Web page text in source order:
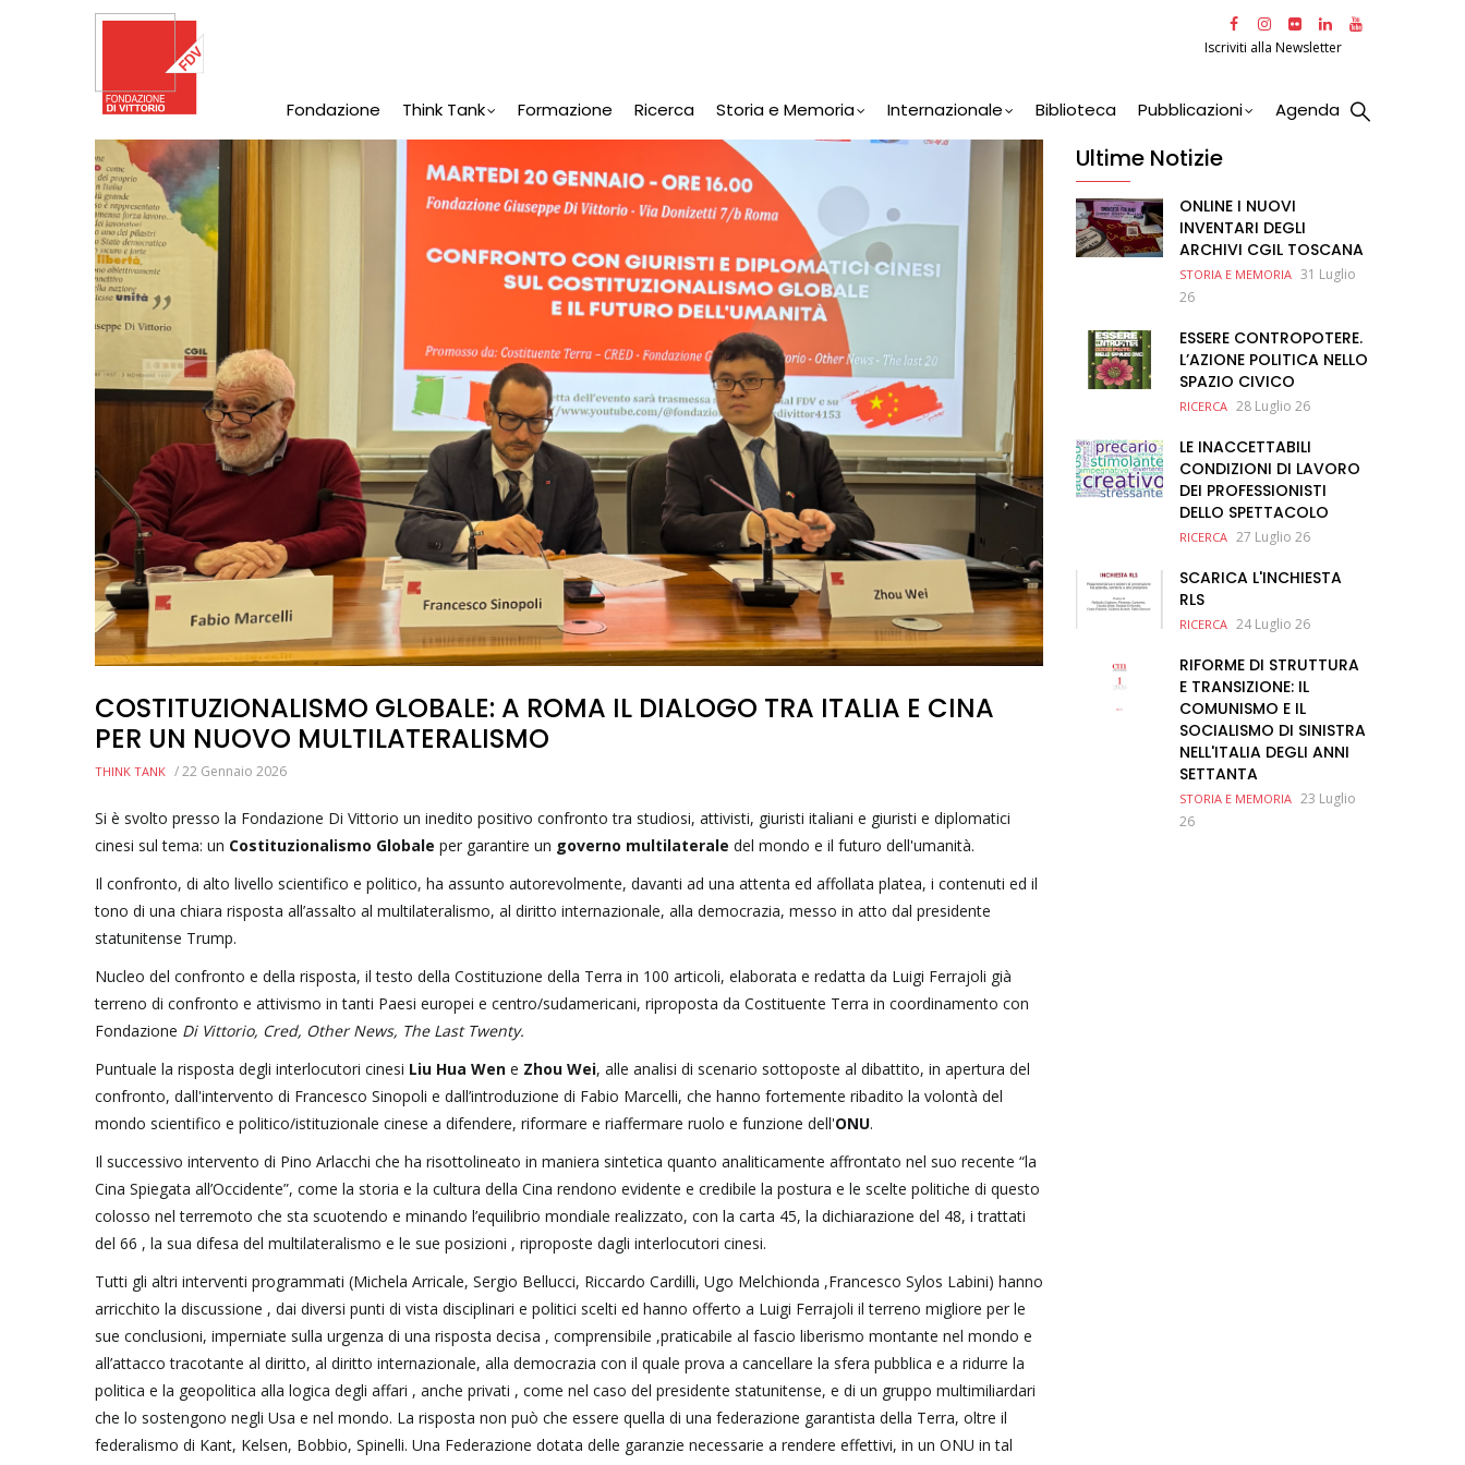
Iscriviti alla Newsletter
Main
Navigation
Fondazione Think Tank Formazione Ricerca Storia e Memoria Internazionale Biblioteca Pubblicazioni Agenda
COSTITUZIONALISMO GLOBALE: A ROMA IL DIALOGO TRA ITALIA E CINA
PER UN NUOVO MULTILATERALISMO
THINK TANK /22 Gennaio 2026
Si è svolto presso la Fondazione Di Vittorio un inedito positivo confronto tra studiosi, attivisti, giuristi italiani e giuristi e diplomatici
cinesi sul tema: un Costituzionalismo Globale per garantire un governo multilaterale del mondo e il futuro dell'umanità.
Il confronto, di alto livello scientifico e politico, ha assunto autorevolmente, davanti ad una attenta ed affollata platea, i contenuti ed il
tono di una chiara risposta all’assalto al multilateralismo, al diritto internazionale, alla democrazia, messo in atto dal presidente
statunitense Trump.
Nucleo del confronto e della risposta, il testo della Costituzione della Terra in 100 articoli, elaborata e redatta da Luigi Ferrajoli già
terreno di confronto e attivismo in tanti Paesi europei e centro/sudamericani, riproposta da Costituente Terra in coordinamento con
Fondazione Di Vittorio, Cred, Other News, The Last Twenty.
Puntuale la risposta degli interlocutori cinesi Liu Hua Wen e Zhou Wei, alle analisi di scenario sottoposte al dibattito, in apertura del
confronto, dall'intervento di Francesco Sinopoli e dall’introduzione di Fabio Marcelli, che hanno fortemente ribadito la volontà del
mondo scientifico e politico/istituzionale cinese a difendere, riformare e riaffermare ruolo e funzione dell'ONU.
Il successivo intervento di Pino Arlacchi che ha risottolineato in maniera sintetica quanto analiticamente affrontato nel suo recente “la
Cina Spiegata all’Occidente”, come la storia e la cultura della Cina rendono evidente e credibile la postura e le scelte politiche di questo
colosso nel terremoto che sta scuotendo e minando l’equilibrio mondiale realizzato, con la carta 45, la dichiarazione del 48, i trattati
del 66 , la sua difesa del multilateralismo e le sue posizioni , riproposte dagli interlocutori cinesi.
Tutti gli altri interventi programmati (Michela Arricale, Sergio Bellucci, Riccardo Cardilli, Ugo Melchionda ,Francesco Sylos Labini) hanno
arricchito la discussione , dai diversi punti di vista disciplinari e politici scelti ed hanno offerto a Luigi Ferrajoli il terreno migliore per le
sue conclusioni, imperniate sulla urgenza di una risposta decisa , comprensibile ,praticabile al fascio liberismo montante nel mondo e
all’attacco tracotante al diritto, al diritto internazionale, alla democrazia con il quale prova a cancellare la sfera pubblica e a ridurre la
politica e la geopolitica alla logica degli affari , anche privati , come nel caso del presidente statunitense, e di un gruppo multimiliardari
che lo sostengono negli Usa e nel mondo. La risposta non può che essere quella di una federazione garantista della Terra, oltre il
federalismo di Kant, Kelsen, Bobbio, Spinelli. Una Federazione dotata delle garanzie necessarie a rendere effettivi, in un ONU in tal
Ultime Notizie
ONLINE I NUOVI
INVENTARI DEGLI
ARCHIVI CGIL TOSCANA
STORIA E MEMORIA 31 Luglio
26
ESSERE CONTROPOTERE.
L’AZIONE POLITICA NELLO
SPAZIO CIVICO
RICERCA 28 Luglio 26
LE INACCETTABILI
CONDIZIONI DI LAVORO
DEI PROFESSIONISTI
DELLO SPETTACOLO
RICERCA 27 Luglio 26
SCARICA L'INCHIESTA
RLS
RICERCA 24 Luglio 26
RIFORME DI STRUTTURA
E TRANSIZIONE: IL
COMUNISMO E IL
SOCIALISMO DI SINISTRA
NELL'ITALIA DEGLI ANNI
SETTANTA
STORIA E MEMORIA 23 Luglio
26